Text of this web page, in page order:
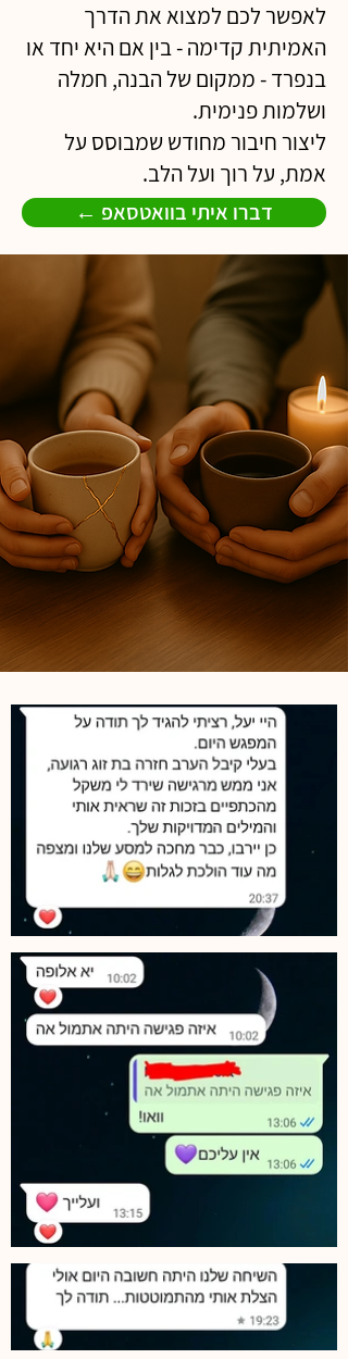
לאפשר לכם למצוא את הדרך
האמיתית קדימה - בין אם היא יחד או
בנפרד - ממקום של הבנה, חמלה
ושלמות פנימית.
ליצור חיבור מחודש שמבוסס על
אמת, על רוך ועל הלב.
← דברו איתי בוואטסאפ